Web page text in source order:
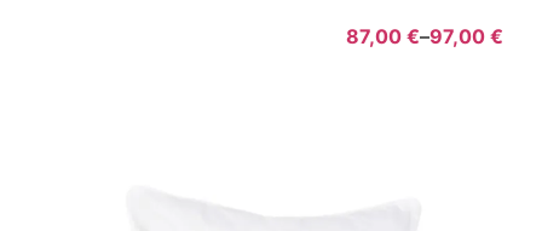
87,00 €–97,00 €